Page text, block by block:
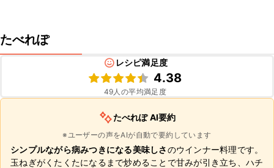
たべれぽ
レシピ満足度
4.38
49人の平均満足度
たべれぽ AI要約
※ユーザーの声をAIが自動で要約しています
シンプルながら病みつきになる美味しさのウインナー料理です。
玉ねぎがくたくたになるまで炒めることで甘みが引き立ち、ハチ